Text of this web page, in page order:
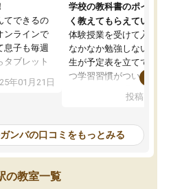
てできるの
ンラインで
息子も毎週
タブレット
になりまし
もとても気
均点以上の
と1年受験ま
を使用しな
ます！
年01月21日
学校の教科書のポイント
く教えてもらえている
体験授業を受けて入塾し
なかなか勉強しない息子
生が予定表を立ててくれ
つ学習習慣がついてきま
指導が無い日も予定表
問できるのでとても助か
投稿日：
ンバの口コミをもっとみる
の教室一覧